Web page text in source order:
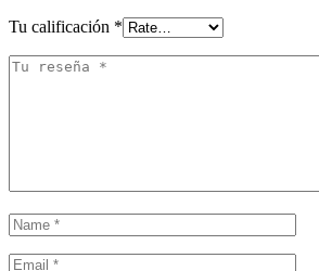
Tu calificación *